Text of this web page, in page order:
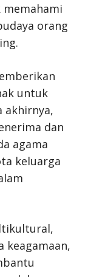
memahami
orang
untuk
akhirnya,
dan
agama
keluarga
keagamaan,